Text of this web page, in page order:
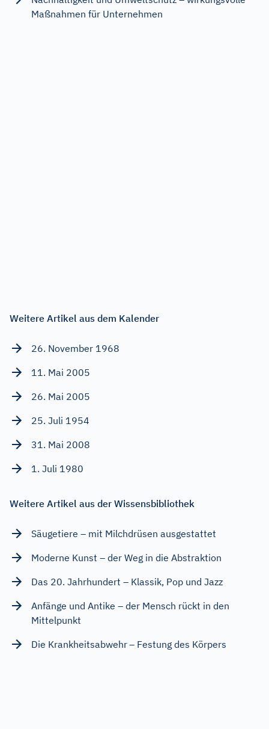
Maßnahmen für Unternehmen
Weitere Artikel aus dem Kalender
26. November 1968
11. Mai 2005
26. Mai 2005
25. Juli 1954
31. Mai 2008
1. Juli 1980
Weitere Artikel aus der Wissensbibliothek
Säugetiere – mit Milchdrüsen ausgestattet
Moderne Kunst – der Weg in die Abstraktion
Das 20. Jahrhundert – Klassik, Pop und Jazz
Anfänge und Antike – der Mensch rückt in den
Mittelpunkt
Die Krankheitsabwehr – Festung des Körpers